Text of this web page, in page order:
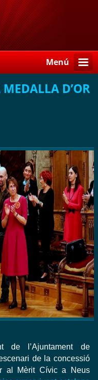
Menú
D’OR
de l’Ajuntament de
de la concessió
al Mèrit Cívic a Neus